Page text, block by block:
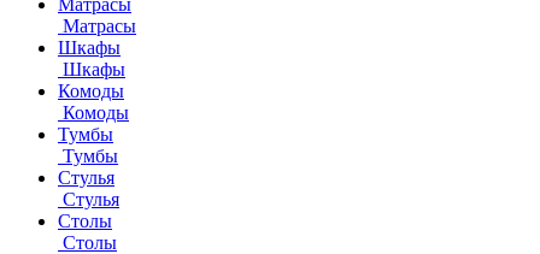
Матрасы
Матрасы
Шкафы
Шкафы
Комоды
Комоды
Тумбы
Тумбы
Стулья
Стулья
Столы
Столы